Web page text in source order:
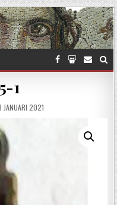
1
DATE:
JANUARI 2021